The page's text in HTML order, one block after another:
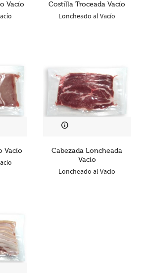
Vacío Costilla Troceada Vacío
Loncheado al Vacío
Vacío
Cabezada Loncheada
Vacío
Loncheado al Vacío